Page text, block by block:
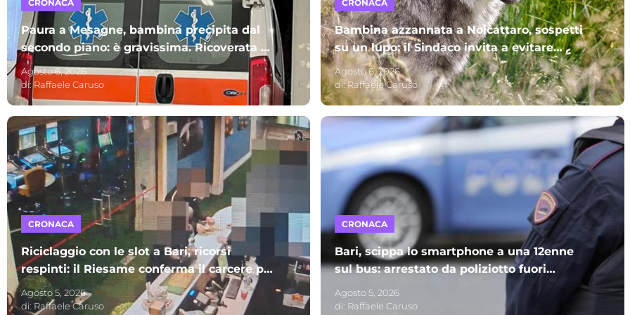
CRONACA
Paura a Mesagne, bambina precipita dal
secondo piano: è gravissima. Ricoverata al
Policlinico di Bari
Agosto 6, 2026
di:Raffaele Caruso
CRONACA
Bambina azzannata a Noicattaro, sospetti
su un lupo: il Sindaco invita a evitare
parchi e campagne
Agosto 6, 2026
di:Raffaele Caruso
CRONACA
Riciclaggio con le slot a Bari, ricorsi
respinti: il Riesame conferma il carcere per
sette indagati – I NOMI
Agosto 5, 2026
di: Raffaele Caruso
CRONACA
Bari, scippa lo smartphone a una 12enne
sul bus: arrestato da poliziotto fuori
servizio e processato per direttissima
Agosto 5, 2026
di: Raffaele Caruso